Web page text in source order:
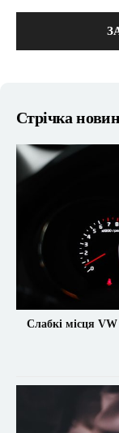
Стрічка
Слабкі місця